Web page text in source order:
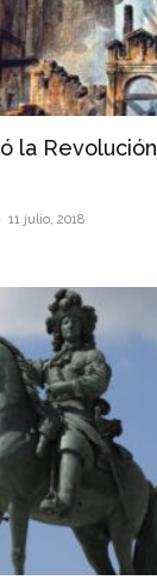
la Revolución
- 11 julio, 2018